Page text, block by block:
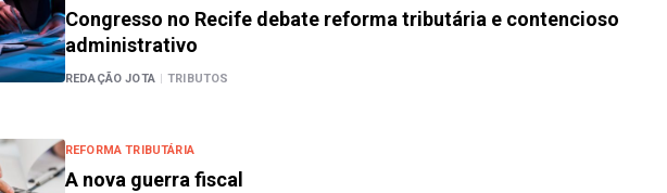
Congresso no Recife debate reforma tributária e contencioso
administrativo
REDAÇÃO JOTA | TRIBUTOS
REFORMA TRIBUTÁRIA
A nova guerra fiscal